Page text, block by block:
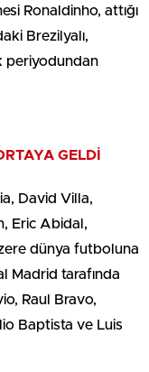
Ronaldinho, attığı
Brezilyalı,
periyodundan
GELDİ
David Villa,
Eric Abidal,
dünya futboluna
Madrid tarafında
Raul Bravo,
Baptista ve Luis